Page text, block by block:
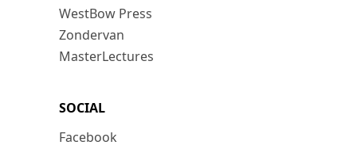
WestBow Press
Zondervan
MasterLectures
SOCIAL
Facebook